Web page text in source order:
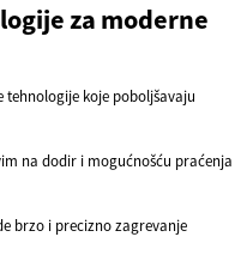
za moderne
tehnologije koje poboljšavaju
na dodir i mogućnošću praćenja
brzo i precizno zagrevanje